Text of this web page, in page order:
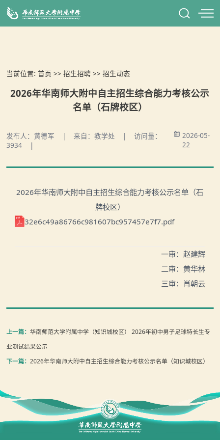
当前位置:首页 >>招生招聘 >>招生动态
2026年华南师大附中自主招生综合能力考核公示
名单（石牌校区）
发布人：黄德军 | 来自：教学处 | 访问量：
3934 |
2026-05-
22
2026年华南师大附中自主招生综合能力考核公示名单（石
牌校区）
32e6c49a86766c981607bc957457e7f7.pdf
一审：赵建辉
二审：黄华林
三审：肖朝云
上一篇：华南师范大学附属中学（知识城校区） 2026年初中男子足球特长生专
业测试结果公示
下一篇： 2026年华南师大附中自主招生综合能力考核公示名单（知识城校区）